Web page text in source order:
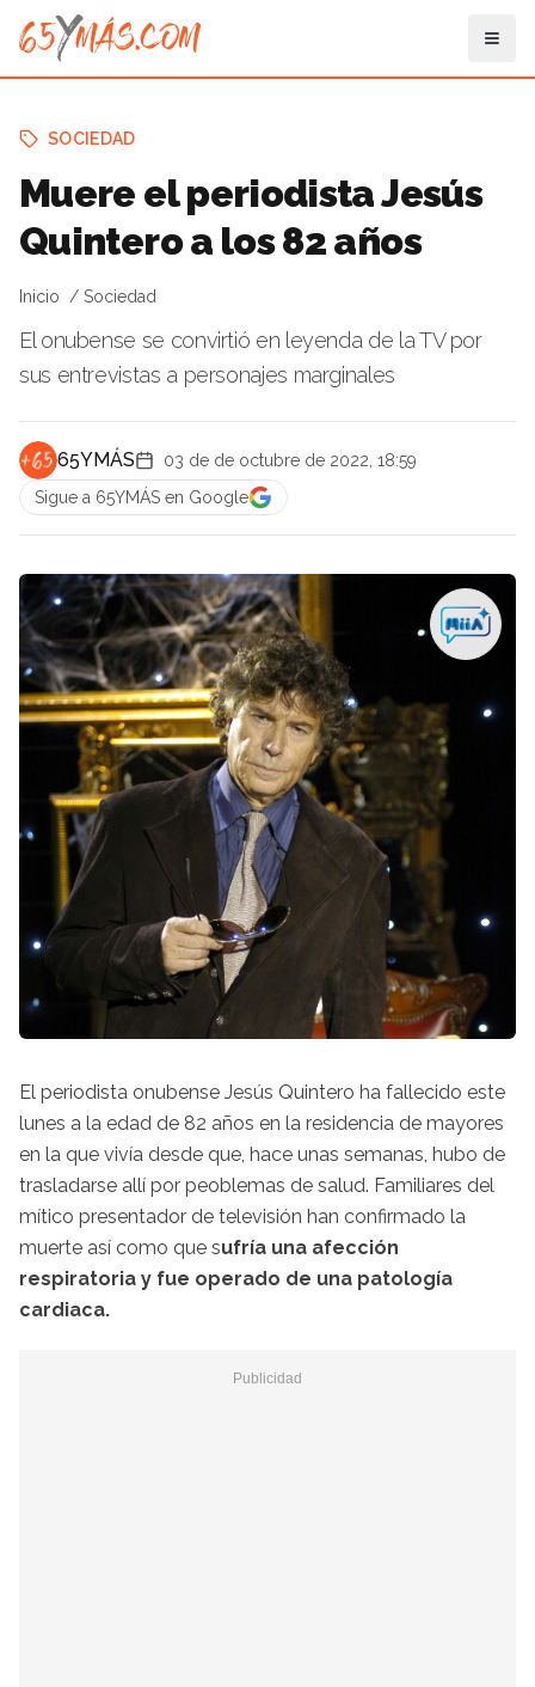
SOCIEDAD
Muere el periodista Jesús
Quintero a los 82 años
Inicio Sociedad
El onubense se convirtió en leyenda de la TV por
sus entrevistas a personajes marginales
65YMÁS
03 de de octubre de 2022, 18:59
Sigue a 65YMÁS en Google
El periodista onubense Jesús Quintero ha fallecido este
lunes a la edad de 82 años en la residencia de mayores
en la que vivía desde que, hace unas semanas, hubo de
trasladarse allí por peoblemas de salud. Familiares del
mítico presentador de televisión han confirmado la
muerte así como que sufría una afección
respiratoria y fue operado de una patología
cardiaca.